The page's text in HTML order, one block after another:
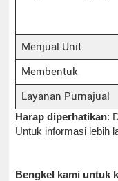
Menjual Unit
Membentuk
Layanan Purnajual
Harap diperhatikan:
Untuk informasi lebih
Bengkel kami untuk